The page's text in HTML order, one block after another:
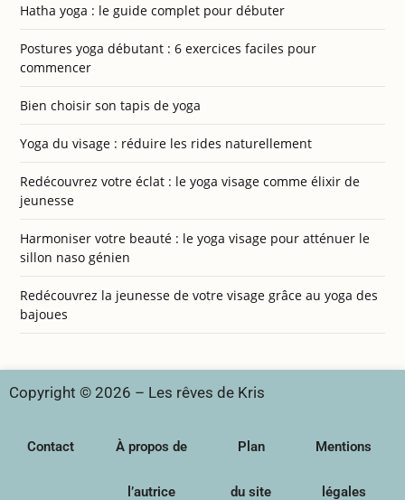
Hatha yoga : le guide complet pour débuter
Postures yoga débutant : 6 exercices faciles pour
commencer
Bien choisir son tapis de yoga
Yoga du visage : réduire les rides naturellement
Redécouvrez votre éclat : le yoga visage comme élixir de
jeunesse
Harmoniser votre beauté : le yoga visage pour atténuer le
sillon naso génien
Redécouvrez la jeunesse de votre visage grâce au yoga des
bajoues
Copyright © 2026 – Les rêves de Kris
Contact À propos de
l’autrice
Plan
du site
Mentions
légales